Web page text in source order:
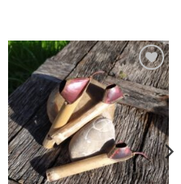
Ajouter
à la liste
de
souhaits